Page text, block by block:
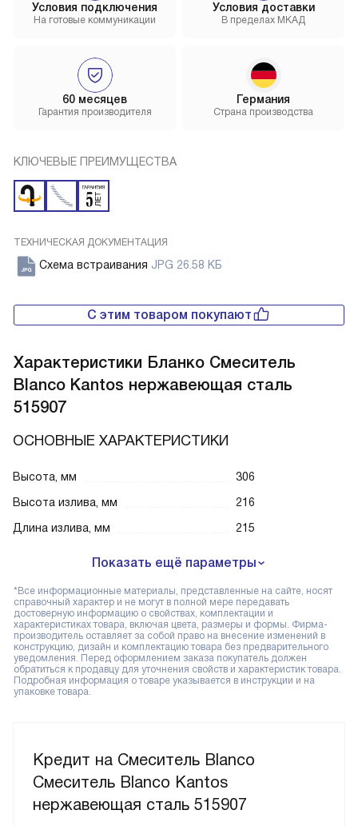
Условия доставки
В пределах МКАД
60 месяцев
Гарантия производителя
Условия подключения
На готовые коммуникации
Германия
Страна производства
КЛЮЧЕВЫЕ ПРЕИМУЩЕСТВА
ТЕХНИЧЕСКАЯ ДОКУМЕНТАЦИЯ
Схема встраивания JPG 26.58 КБ
Кредит на Смеситель Blanco
Смеситель Blanco Kantos
нержавеющая сталь 515907
С этим товаром покупают
Характеристики Бланко Смеситель
Blanco Kantos нержавеющая сталь
515907
ОСНОВНЫЕ ХАРАКТЕРИСТИКИ
Высота, мм
306
Высота излива, мм
216
Длина излива, мм
215
Показать ещё параметры
*Все информационные материалы, представленные на сайте, носят
справочный характер и не могут в полной мере передавать
достоверную информацию о свойствах, комплектации и
характеристиках товара, включая цвета, размеры и формы. Фирма-
производитель оставляет за собой право на внесение изменений в
конструкцию, дизайн и комплектацию товара без предварительного
уведомления. Перед оформлением заказа покупатель должен
обратиться к продавцу для уточнения свойств и характеристик товара.
Подробная информация о товаре указывается в инструкции и на
упаковке товара.